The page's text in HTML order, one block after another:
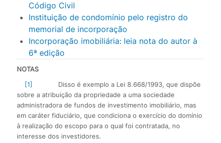
Código Civil
Instituição de condomínio pelo registro do
memorial de incorporação
Incorporação imobiliária: leia nota do autor à
6ª edição
NOTAS
[1]
Disso é exemplo a Lei 8.668/1993, que dispõe
sobre a atribuição da propriedade a uma sociedade
administradora de fundos de investimento imobiliário, mas
em caráter fiduciário, que condiciona o exercício do domínio
à realização do escopo para o qual foi contratada, no
interesse dos investidores.